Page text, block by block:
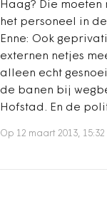
Haag? Die
het personeel in
Enne: Ook
externen netjes
alleen echt
de banen bij
Hofstad. En de
Op 12 maart 2013, 15:32